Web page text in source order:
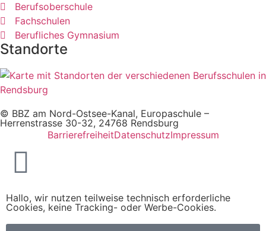
Berufsoberschule
Fachschulen
Berufliches Gymnasium
Standorte
© BBZ am Nord-Ostsee-Kanal, Europaschule –
Herrenstrasse 30-32, 24768 Rendsburg
BarrierefreiheitDatenschutzImpressum
Hallo, wir nutzen teilweise technisch erforderliche
Cookies, keine Tracking- oder Werbe-Cookies.